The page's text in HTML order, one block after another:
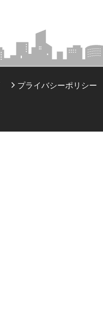
プライバシーポリシー